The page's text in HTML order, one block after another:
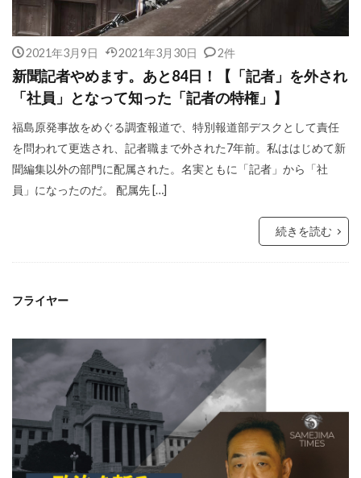
2021年3月9日 2021年3月30日 2件
新聞記者やめます。あと84日！【「記者」を外され
「社員」となって知った「記者の特権」】
福島原発事故をめぐる調査報道で、特別報道部デスクとして責任
を問われて更迭され、記者職まで外された7年前。私ははじめて新
聞編集以外の部門に配属された。名実ともに「記者」から「社
員」になったのだ。 配属先 […]
続きを読む
フライヤー